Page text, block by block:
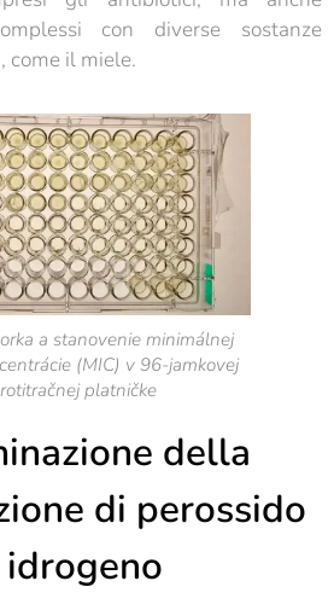
con diverse sostanze
come il miele.
a stanovenie minimálnej
(MIC) v 96-jamkovej
platničke
della
di perossido